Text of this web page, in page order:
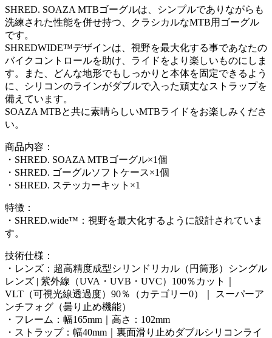
SHRED. SOAZA MTBゴーグルは、シンプルでありながらも
洗練された性能を併せ持つ、クラシカルなMTB用ゴーグル
です。
SHREDWIDE™デザインは、視野を最大化する事であなたの
バイクコントロールを助け、ライドをより楽しいものにしま
す。また、どんな地形でもしっかりと本体を固定できるよう
に、シリコンのラインがダブルで入った頑丈なストラップを
備えています。
SOAZA MTBと共に素晴らしいMTBライドをお楽しみくださ
い。
商品内容：
・SHRED. SOAZA MTBゴーグル×1個
・SHRED. ゴーグルソフトケース×1個
・SHRED. ステッカーキット×1
特徴：
・SHRED.wide™：視野を最大化するように設計されていま
す。
技術仕様：
・レンズ：超高精度成型シリンドリカル（円筒形）シングル
レンズ | 紫外線（UVA・UVB・UVC）100％カット｜
VLT（可視光線透過度）90％（カテゴリー0）｜ スーパーア
ンチフォグ（曇り止め機能）
・フレーム：幅165mm｜高さ：102mm
・ストラップ：幅40mm｜裏面滑り止めダブルシリコンライ